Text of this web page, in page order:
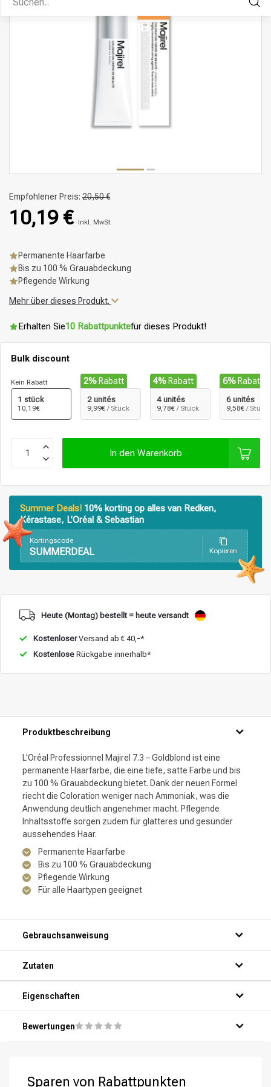
Stylingprodukte Haarfärbung
Empfohlener Preis: 20,50 €
10,19 € Inkl. MwSt.
Permanente Haarfarbe
Bis zu 100 % Grauabdeckung
Pflegende Wirkung
Mehr über dieses Produkt.
Erhalten Sie10 Rabattpunktefür dieses Produkt!
Bulk discount
Kein Rabatt
1 stück
10,19€
2% Rabatt
2 unités
9,99€ / Stück
4% Rabatt
4 unités
9,78€ / Stück
6% Rabatt
6 unités
9,58€ / Stück
In den Warenkorb
Summer Deals! 10% korting op alles van Redken,
Kérastase, L’Oréal & Sebastian
Kortingscode
SUMMERDEAL Kopieren
Heute (Montag) bestellt = heute versandt
KostenloserVersand ab € 40,-*
Kostenlose Rückgabe innerhalb*
Produktbeschreibung
L'Oréal Professionnel Majirel 7.3 – Goldblond ist eine
permanente Haarfarbe, die eine tiefe, satte Farbe und bis
zu 100 % Grauabdeckung bietet. Dank der neuen Formel
riecht die Coloration weniger nach Ammoniak, was die
Anwendung deutlich angenehmer macht. Pflegende
Inhaltsstoffe sorgen zudem für glatteres und gesünder
aussehendes Haar.
Permanente Haarfarbe
Bis zu 100 % Grauabdeckung
Pflegende Wirkung
Für alle Haartypen geeignet
Gebrauchsanweisung
Zutaten
Eigenschaften
Bewertungen
Sparen von Rabattpunkten